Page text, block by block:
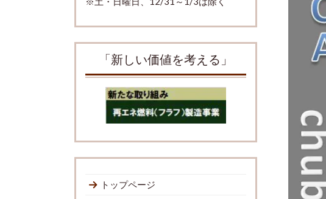
「新しい価値を考える」
トップページ